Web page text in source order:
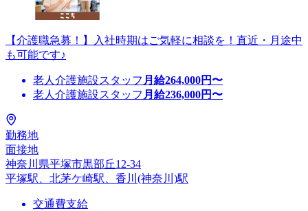
【介護職急募！】入社時期はご気軽に相談を！直近・月途中
も可能です♪
老人介護施設スタッフ 月給264,000円〜
老人介護施設スタッフ 月給236,000円〜
勤務地
面接地
神奈川県平塚市黒部丘12-34
平塚駅、北茅ケ崎駅、香川(神奈川)駅
交通費支給